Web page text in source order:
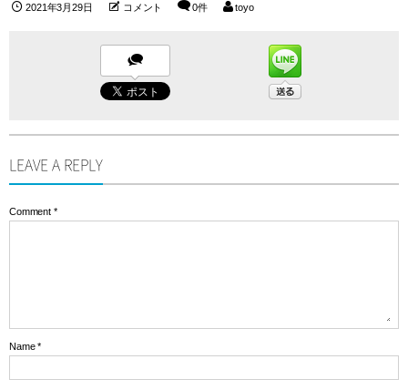
2021年3月29日 コメント 0件 toyo
LEAVE A REPLY
Comment *
Name *